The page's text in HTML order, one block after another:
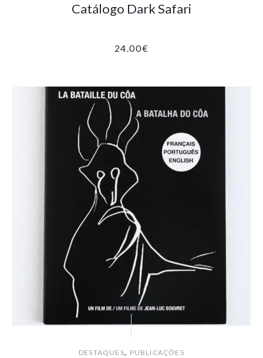
Catálogo Dark Safari
24.00€
DESTAQUES, PUBLICAÇÕES